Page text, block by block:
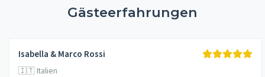
Gästeerfahrungen
Isabella & Marco Rossi
🇮🇹 Italien